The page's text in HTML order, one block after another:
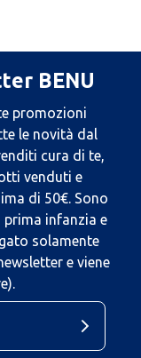
BENU
promozioni
le novità dal
cura di te,
venduti e
di 50€. Sono
infanzia e
solamente
e viene